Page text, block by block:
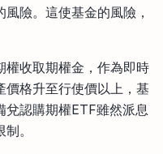
險。這使基金的風險，
權收取期權金，作為即時
價格升至行使價以上，基
認購期權ETF雖然派息
。